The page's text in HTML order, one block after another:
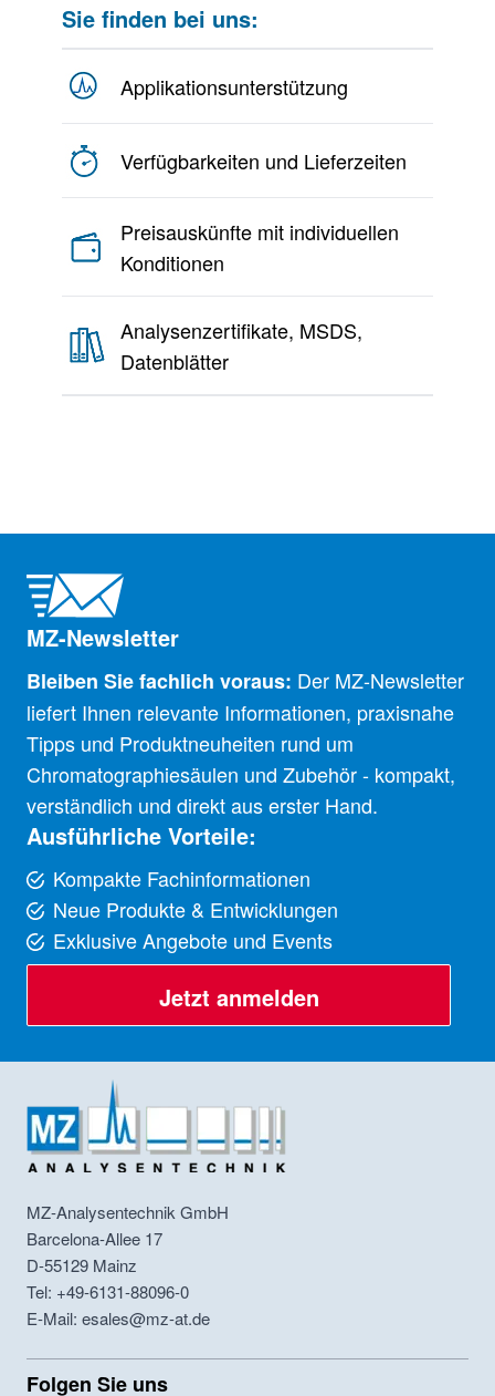
Sie finden bei uns:
Applikationsunterstützung
Verfügbarkeiten und Lieferzeiten
Preisauskünfte mit individuellen
Konditionen
Analysenzertifikate, MSDS,
Datenblätter
MZ-Newsletter
Bleiben Sie fachlich voraus: Der MZ-Newsletter
liefert Ihnen relevante Informationen, praxisnahe
Tipps und Produktneuheiten rund um
Chromatographiesäulen und Zubehör - kompakt,
verständlich und direkt aus erster Hand.
Ausführliche Vorteile:
Kompakte Fachinformationen
Neue Produkte & Entwicklungen
Exklusive Angebote und Events
Jetzt anmelden
MZ-Analysentechnik GmbH
Barcelona-Allee 17
D-55129 Mainz
Tel: +49-6131-88096-0
E-Mail: esales@mz-at.de
Folgen Sie uns